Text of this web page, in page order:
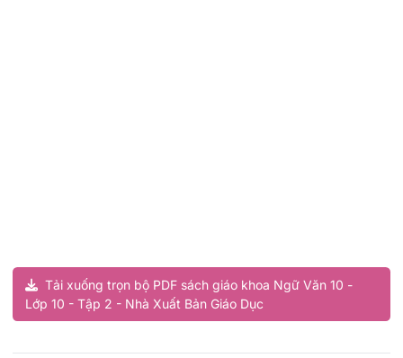
Tải xuống trọn bộ PDF sách giáo khoa Ngữ Văn 10 -
Lớp 10 - Tập 2 - Nhà Xuất Bản Giáo Dục